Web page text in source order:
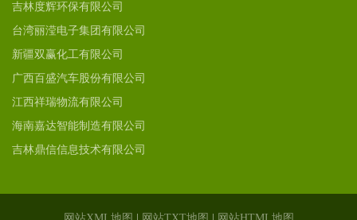
吉林度辉环保有限公司
台湾丽滢电子集团有限公司
新疆双赢化工有限公司
广西百盛汽车股份有限公司
江西祥瑞物流有限公司
海南嘉达智能制造有限公司
吉林鼎信信息技术有限公司